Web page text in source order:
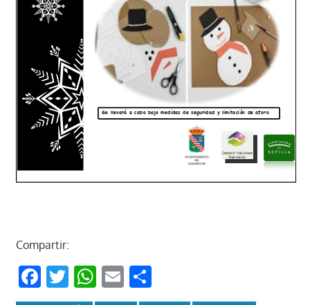
Compartir:
Facebook
Twitter
WhatsApp
EmailCompartir